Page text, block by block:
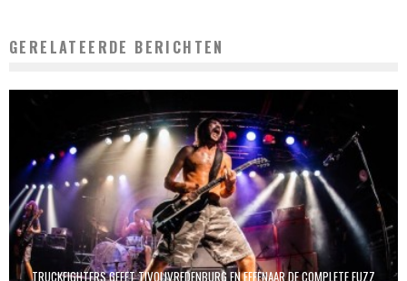
GERELATEERDE BERICHTEN
TRUCKFIGHTERS GEEFT TIVOLIVREDENBURG EN EFFENAAR DE COMPLETE FUZZ